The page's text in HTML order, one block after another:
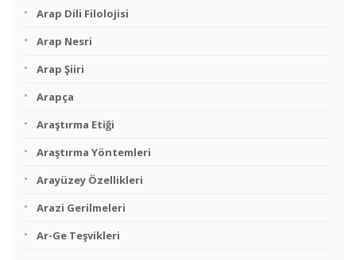
Arap Dili Filolojisi
Arap Nesri
Arap Şiiri
Arapça
Araştırma Etiği
Araştırma Yöntemleri
Arayüzey Özellikleri
Arazi Gerilmeleri
Ar-Ge Teşvikleri